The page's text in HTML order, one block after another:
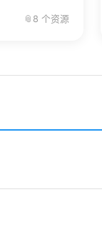
📎 8 个资源